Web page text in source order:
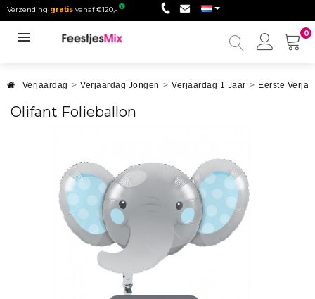
Verzending gratis vanaf €120,-
0
Mijn
Verjaardag > Verjaardag Jongen > Verjaardag 1 Jaar > Eerste
Olifant Folieballon